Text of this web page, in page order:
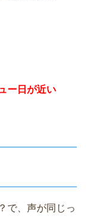
ー日が近い
で、声が同じっ